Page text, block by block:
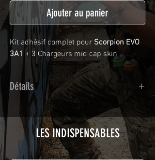
Ajouter au panier
Kit adhésif complet pour Scorpion EVO
3A1 + 3 Chargeurs mid cap skin
Détails
Adhésif de type polymère calandré
recouvert d'une plastification protègeant
des UV et des rayures.
Utilisé initialement pour le marquage de
véhicule, les adhésifs AirsoftSkinZone
LES INDISPENSABLES